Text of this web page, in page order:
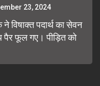
23, 2024
विषाक्त पदार्थ का सेवन
फूल गए। पीड़ित को